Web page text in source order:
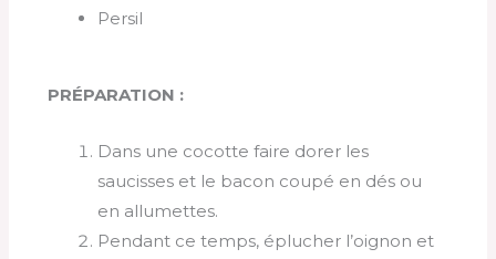
Persil
PRÉPARATION :
Dans une cocotte faire dorer les
saucisses et le bacon coupé en dés ou
en allumettes.
Pendant ce temps, éplucher l’oignon et